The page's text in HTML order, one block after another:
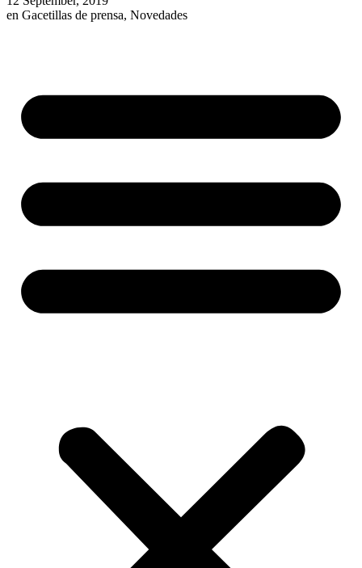
en Gacetillas de prensa, Novedades